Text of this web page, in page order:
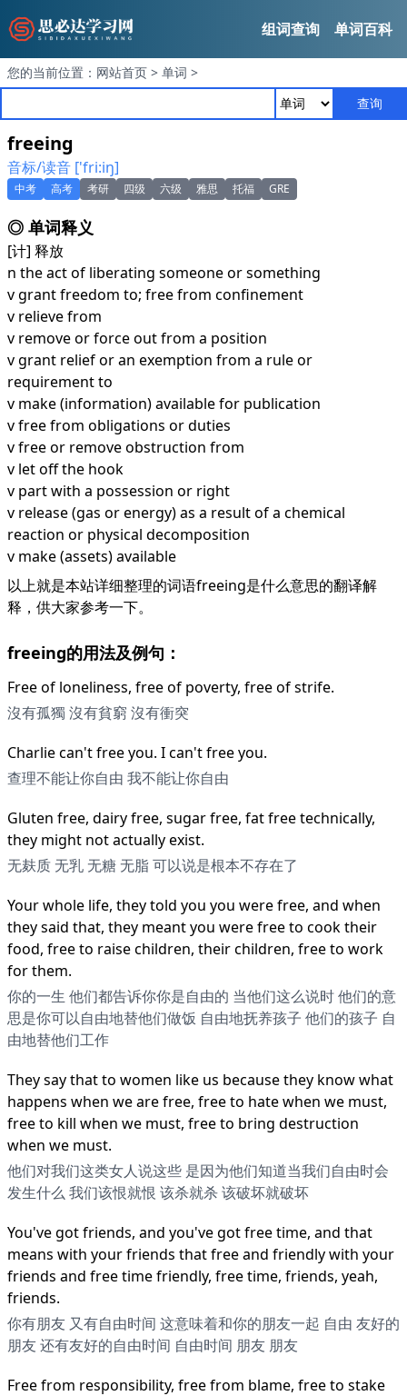
组词查询 单词百科
您的当前位置： 网站首页 > 单词 >
查询
freeing
音标/读音 ['fri:iŋ]
中考 高考 考研 四级 六级 雅思 托福 GRE
◎ 单词释义
[计] 释放
n the act of liberating someone or something
v grant freedom to; free from confinement
v relieve from
v remove or force out from a position
v grant relief or an exemption from a rule or
requirement to
v make (information) available for publication
v free from obligations or duties
v free or remove obstruction from
v let off the hook
v part with a possession or right
v release (gas or energy) as a result of a chemical
reaction or physical decomposition
v make (assets) available
以上就是本站详细整理的词语freeing是什么意思的翻译解
释，供大家参考一下。
freeing的用法及例句：
Free of loneliness, free of poverty, free of strife.
沒有孤獨 沒有貧窮 沒有衝突
Charlie can't free you. I can't free you.
查理不能让你自由 我不能让你自由
Gluten free, dairy free, sugar free, fat free technically,
they might not actually exist.
无麸质 无乳 无糖 无脂 可以说是根本不存在了
Your whole life, they told you you were free, and when
they said that, they meant you were free to cook their
food, free to raise children, their children, free to work
for them.
你的一生 他们都告诉你你是自由的 当他们这么说时 他们的意
思是你可以自由地替他们做饭 自由地抚养孩子 他们的孩子 自
由地替他们工作
They say that to women like us because they know what
happens when we are free, free to hate when we must,
free to kill when we must, free to bring destruction
when we must.
他们对我们这类女人说这些 是因为他们知道当我们自由时会
发生什么 我们该恨就恨 该杀就杀 该破坏就破坏
You've got friends, and you've got free time, and that
means with your friends that free and friendly with your
friends and free time friendly, free time, friends, yeah,
friends.
你有朋友 又有自由时间 这意味着和你的朋友一起 自由 友好的
朋友 还有友好的自由时间 自由时间 朋友 朋友
Free from responsibility, free from blame, free to stake